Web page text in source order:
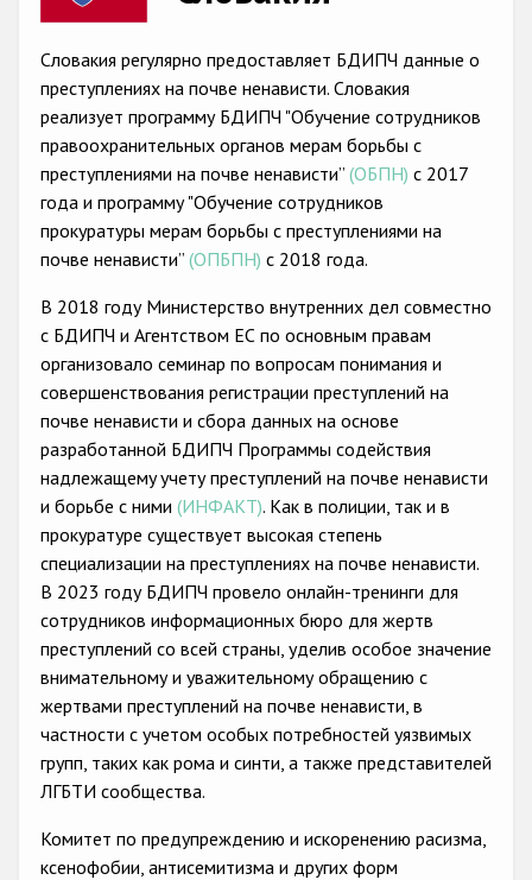
Anti-Roma hate crime
Anti-Semitic hate crime
Anti-Muslim hate crime
Anti-Christian hate crime
Other hate crime based on religion or belief
Anti-LGBTI hate crime
Проекты БДИПЧ
Организации гражданского общества
Государства-участники
Словакия регулярно предоставляет БДИПЧ данные о
преступлениях на почве ненависти. Словакия
реализует программу БДИПЧ "Обучение сотрудников
правоохранительных органов мерам борьбы с
преступлениями на почве ненависти” (ОБПН) с 2017
года и программу "Обучение сотрудников
прокуратуры мерам борьбы с преступлениями на
почве ненависти” (ОПБПН) с 2018 года.
В 2018 году Министерство внутренних дел совместно
с БДИПЧ и Агентством ЕС по основным правам
организовало семинар по вопросам понимания и
совершенствования регистрации преступлений на
почве ненависти и сбора данных на основе
разработанной БДИПЧ Программы содействия
надлежащемy учету преступлений на почве ненависти
и борьбе с ними (ИНФАКТ). Как в полиции, так и в
прокуратуре существует высокая степень
специализации на преступлениях на почве ненависти.
В 2023 году БДИПЧ провело онлайн-тренинги для
сотрудников информационных бюро для жертв
преступлений со всей страны, уделив особое значение
внимательному и уважительному обращению с
жертвами преступлений на почве ненависти, в
частности с учетом особых потребностей уязвимых
групп, таких как рома и синти, а также представителей
ЛГБТИ сообщества.
Комитет по предупреждению и искоренению расизма,
ксенофобии, антисемитизма и других форм